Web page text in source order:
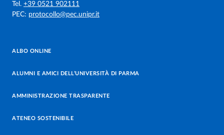
Tel. +39 0521 902111
PEC: protocollo@pec.unipr.it
ALBO ONLINE
ALUMNI E AMICI DELL’UNIVERSITÀ DI PARMA
AMMINISTRAZIONE TRASPARENTE
ATENEO SOSTENIBILE